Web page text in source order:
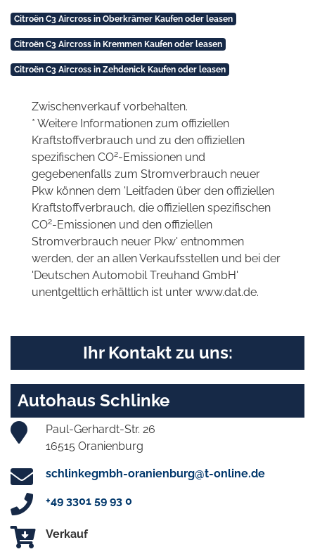
Citroën C3 Aircross in Oberkrämer Kaufen oder leasen
Citroën C3 Aircross in Kremmen Kaufen oder leasen
Citroën C3 Aircross in Zehdenick Kaufen oder leasen
Zwischenverkauf vorbehalten.
* Weitere Informationen zum offiziellen
Kraftstoffverbrauch und zu den offiziellen
spezifischen CO2-Emissionen und
gegebenenfalls zum Stromverbrauch neuer
Pkw können dem 'Leitfaden über den offiziellen
Kraftstoffverbrauch, die offiziellen spezifischen
CO2-Emissionen und den offiziellen
Stromverbrauch neuer Pkw' entnommen
werden, der an allen Verkaufsstellen und bei der
'Deutschen Automobil Treuhand GmbH'
unentgeltlich erhältlich ist unter www.dat.de.
Ihr Kontakt zu uns:
Autohaus Schlinke
Paul-Gerhardt-Str. 26
16515 Oranienburg
schlinkegmbh-oranienburg@t-online.de
+49 3301 59 93 0
Verkauf